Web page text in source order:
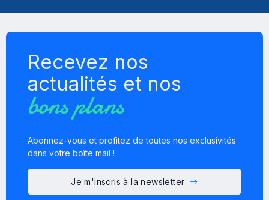
Recevez nos
actualités et nos
bons plans
Abonnez-vous et profitez de toutes nos exclusivités
dans votre boîte mail !
Je m'inscris à la newsletter